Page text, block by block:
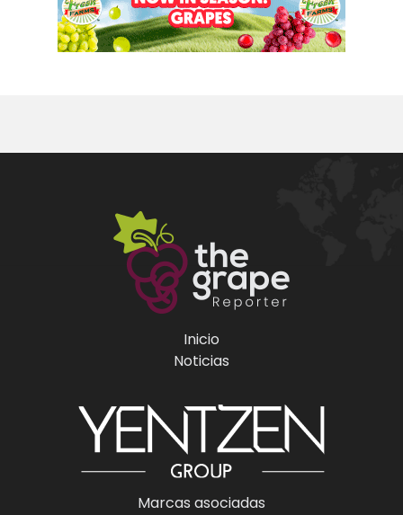
Inicio
Noticias
Marcas asociadas